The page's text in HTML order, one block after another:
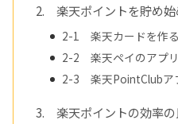
2. 楽天ポイントを貯め始
2-1 楽天カードを作る
2-2 楽天ペイのアプ
2-3 楽天PointClubア
3. 楽天ポイントの効率の